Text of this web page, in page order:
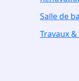
Salle de
Travaux